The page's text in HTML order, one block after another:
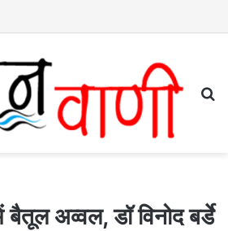
अव्वल, डॉ विनोद बर्डे